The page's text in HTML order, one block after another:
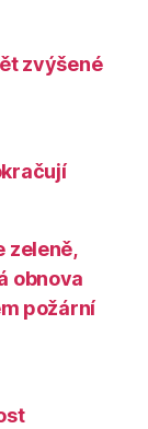
zvýšené
zeleně,
obnova
požární